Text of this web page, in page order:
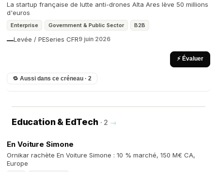
La startup française de lutte anti-drones Alta Ares lève 50 millions
d'euros
Enterprise Government & Public Sector B2B
Levée / PE
— Series CFR9 juin 2026
⚡ Évaluer
🔁 Aussi dans ce créneau · 2
Education & EdTech · 2 →
En Voiture Simone
Ornikar rachète En Voiture Simone : 10 % marché, 150 M€ CA,
Europe